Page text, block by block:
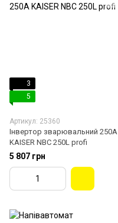
3
5
Артикул: 25360
Інвертор зварювальний 250A
KAISER NBC 250L profi
5 807 грн